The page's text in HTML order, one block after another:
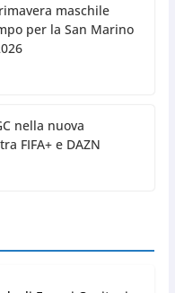
maschile
per la San Marino
nella nuova
FIFA+ e DAZN